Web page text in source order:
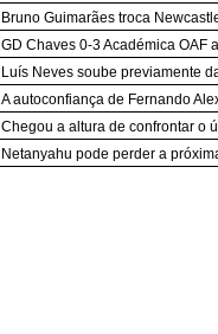
Bruno Guimarães troca
GD Chaves 0-3 Académica OAF
Luís Neves soube previamente
A autoconfiança de Fernando
Chegou a altura de confrontar o
Netanyahu pode perder a